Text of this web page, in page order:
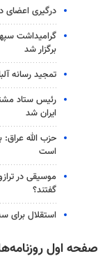
درگیری اعضای
گرامیداشت
برگزار شد
تمجید رسانه
رئیس ستاد
ایران شد
حزب الله عراق:
است
موسیقی در
گفتند؟
استقلال برای
صفحه اول